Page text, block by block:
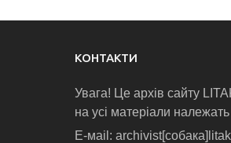
КОНТАКТИ
Увага! Це архів сайту
на усі матеріали
E-маіl: